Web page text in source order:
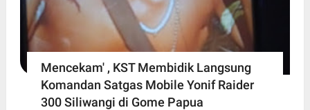
Mencekam' , KST Membidik Langsung
Komandan Satgas Mobile Yonif Raider
300 Siliwangi di Gome Papua